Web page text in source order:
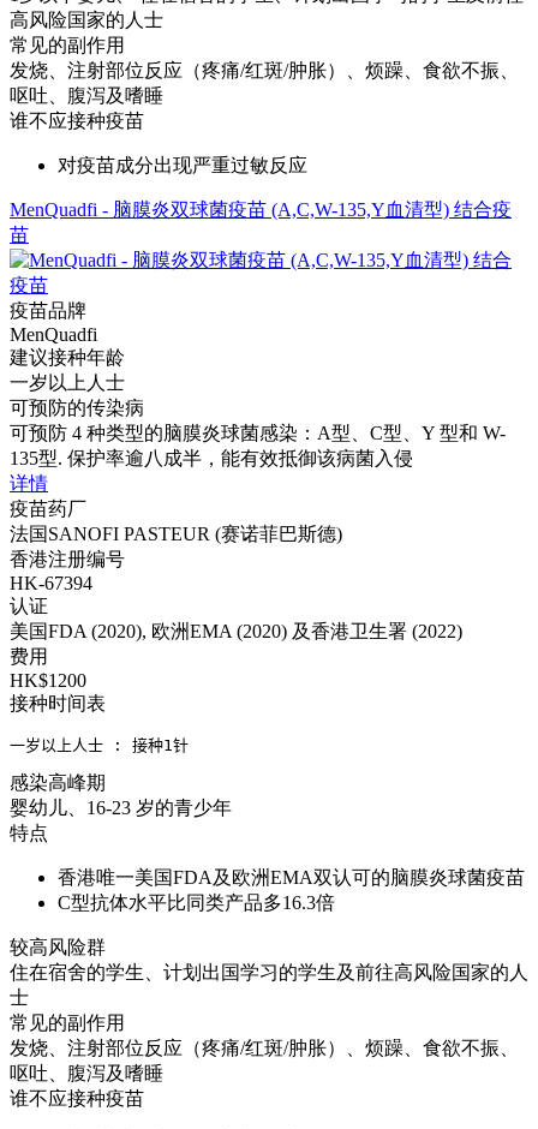
高风险国家的人士
常见的副作用
发烧、注射部位反应（疼痛/红斑/肿胀）、烦躁、食欲不振、
呕吐、腹泻及嗜睡
谁不应接种疫苗
对疫苗成分出现严重过敏反应
MenQuadfi - 脑膜炎双球菌疫苗 (A,C,W-135,Y血清型) 结合疫
苗
疫苗品牌
MenQuadfi
建议接种年龄
一岁以上人士
可预防的传染病
可预防 4 种类型的脑膜炎球菌感染：A型、C型、Y 型和 W-
135型. 保护率逾八成半，能有效抵御该病菌入侵
详情
疫苗药厂
法国SANOFI PASTEUR (赛诺菲巴斯德)
香港注册编号
HK-67394
认证
美国FDA (2020), 欧洲EMA (2020) 及香港卫生署 (2022)
费用
HK$1200
接种时间表
一岁以上人士 : 接种1针
感染高峰期
婴幼儿、16-23 岁的青少年
特点
香港唯一美国FDA及欧洲EMA双认可的脑膜炎球菌疫苗
C型抗体水平比同类产品多16.3倍
较高风险群
住在宿舍的学生、计划出国学习的学生及前往高风险国家的人
士
常见的副作用
发烧、注射部位反应（疼痛/红斑/肿胀）、烦躁、食欲不振、
呕吐、腹泻及嗜睡
谁不应接种疫苗